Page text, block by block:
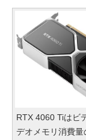
RTX 4060 Tiはビ
デオメモリ消費